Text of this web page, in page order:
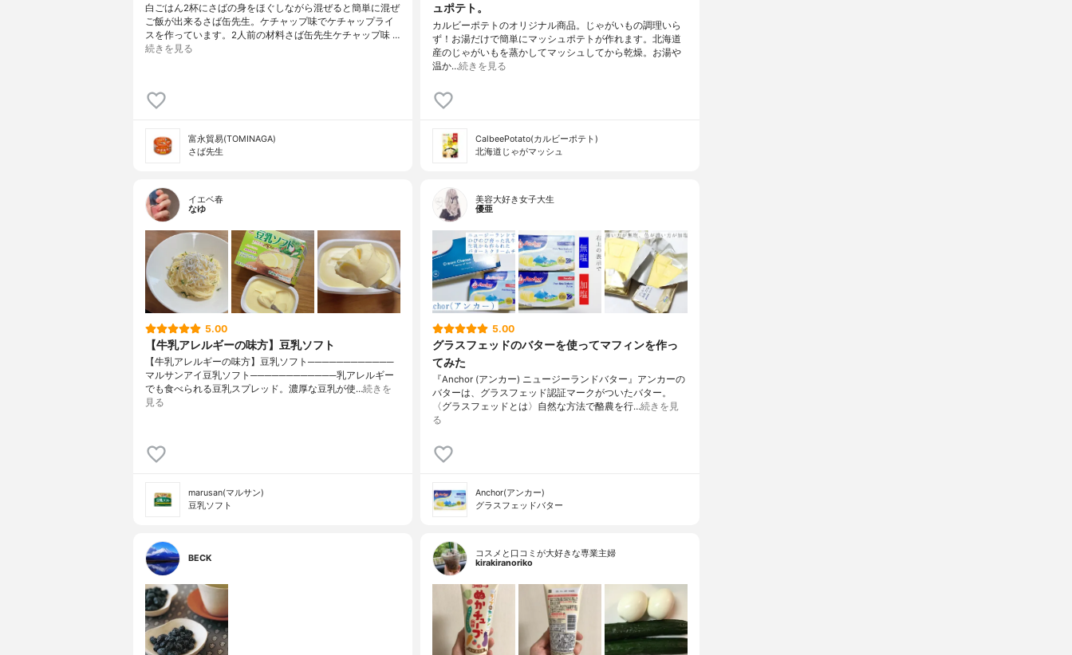
白ごはん2杯にさばの身をほぐしながら混ぜると簡単に混ぜ
ご飯が出来るさば缶先生。ケチャップ味でケチャップライ
スを作っています。2人前の材料さば缶先生ケチャップ味 …
続きを見る
富永貿易(TOMINAGA)
さば先生
ュポテト。
カルビーポテトのオリジナル商品。じゃがいもの調理いら
ず！お湯だけで簡単にマッシュポテトが作れます。北海道
産のじゃがいもを蒸かしてマッシュしてから乾燥。お湯や
温か…続きを見る
CalbeePotato(カルビーポテト)
北海道じゃがマッシュ
イエベ春
なゆ
5.00
【牛乳アレルギーの味方】豆乳ソフト
【牛乳アレルギーの味方】豆乳ソフト────────────
マルサンアイ豆乳ソフト────────────乳アレルギー
でも食べられる豆乳スプレッド。濃厚な豆乳が使…続きを
見る
marusan(マルサン)
豆乳ソフト
美容大好き女子大生
優亜
5.00
グラスフェッドのバターを使ってマフィンを作っ
てみた
『Anchor (アンカー) ニュージーランドバター』アンカーの
バターは、グラスフェッド認証マークがついたバター。
〈グラスフェッドとは〉自然な方法で酪農を行…続きを見
る
Anchor(アンカー)
グラスフェッドバター
BECK
コスメと口コミが大好きな専業主婦
kirakiranoriko